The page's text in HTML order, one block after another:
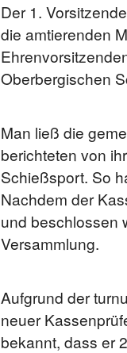
Der 1.
die amtierenden
Oberbergischen
Man ließ die
berichteten von
Schießsport. So
Nachdem der
und beschlossen
Versammlung.
Aufgrund der
neuer
bekannt, dass er